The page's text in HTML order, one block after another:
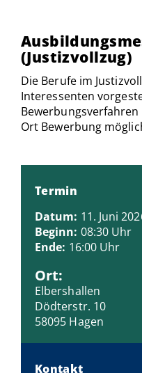
(Justizvollzug)
Die Berufe im
Interessenten
Ort Bewerbung
Termin
Datum: 11. Juni
Beginn: 08:30 Uhr
Ende: 16:00 Uhr
Ort:
Elbershallen
Dödterstr. 10
58095 Hagen
Kontakt